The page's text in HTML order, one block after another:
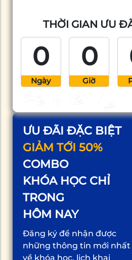
ƯU ĐÃI ĐẶC BIỆT
GIẢM TỚI 50%
COMBO
KHÓA HỌC CHỈ
TRONG
HÔM NAY
Đăng ký để nhận được
những thông tin mới nhất
về khóa học, lịch khai
THỜI GIAN ƯU
0
Ngày
0
Giờ